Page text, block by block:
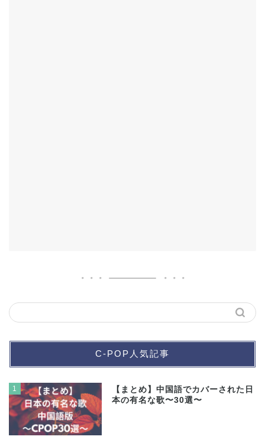
C-POP人気記事
1
【まとめ】中国語でカバーされた日
本の有名な歌〜30選〜